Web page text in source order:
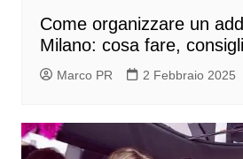
Come organizzare un
Milano: cosa fare,
Marco PR 2 Febbraio 2025